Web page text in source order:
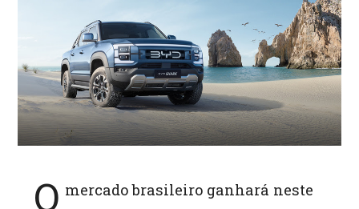
A
p
p
O mercado brasileiro ganhará neste